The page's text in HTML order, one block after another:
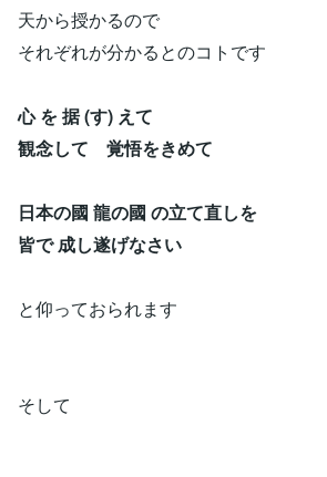
天から授かるので
それぞれが分かるとのコトです
心 を 据 (す) えて
観念して 覚悟をきめて
日本の國 龍の國 の立て直しを
皆で 成し遂げなさい
と仰っておられます
そして